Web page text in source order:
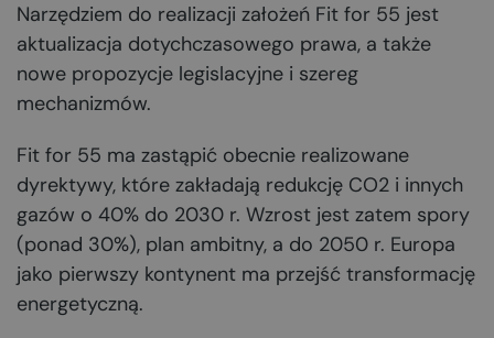
Narzędziem do realizacji założeń Fit for 55 jest
aktualizacja dotychczasowego prawa, a także
nowe propozycje legislacyjne i szereg
mechanizmów.
Fit for 55 ma zastąpić obecnie realizowane
dyrektywy, które zakładają redukcję CO2 i innych
gazów o 40% do 2030 r. Wzrost jest zatem spory
(ponad 30%), plan ambitny, a do 2050 r. Europa
jako pierwszy kontynent ma przejść transformację
energetyczną.